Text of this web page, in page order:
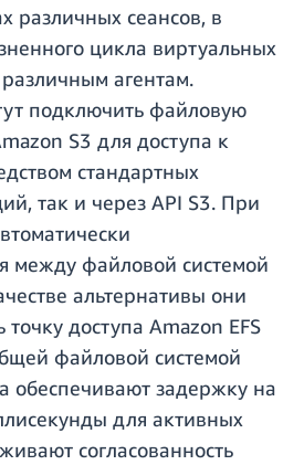
различных сеансов, в
цикла виртуальных
агентам.
подключить файловую
S3 для доступа к
стандартных
так и через API S3. При
между файловой системой
альтернативы они
доступа Amazon EFS
файловой системой
обеспечивают задержку на
для активных
согласованность